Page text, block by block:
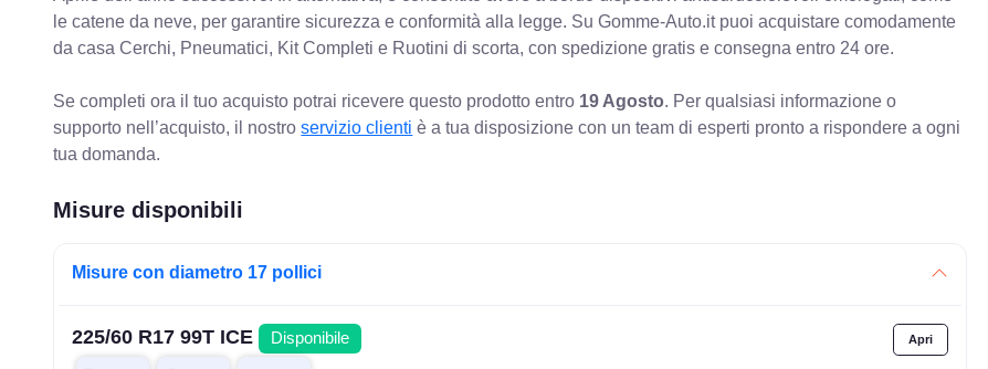
le catene da neve, per garantire sicurezza e conformità alla legge. Su Gomme-Auto.it puoi acquistare comodamente
da casa Cerchi, Pneumatici, Kit Completi e Ruotini di scorta, con spedizione gratis e consegna entro 24 ore.
Se completi ora il tuo acquisto potrai ricevere questo prodotto entro 19 Agosto. Per qualsiasi informazione o
supporto nell’acquisto, il nostroservizio clienti è a tua disposizione con un team di esperti pronto a rispondere a ogni
tua domanda.
Misure disponibili
Misure con diametro 17 pollici
225/60 R17 99T ICE Disponibile